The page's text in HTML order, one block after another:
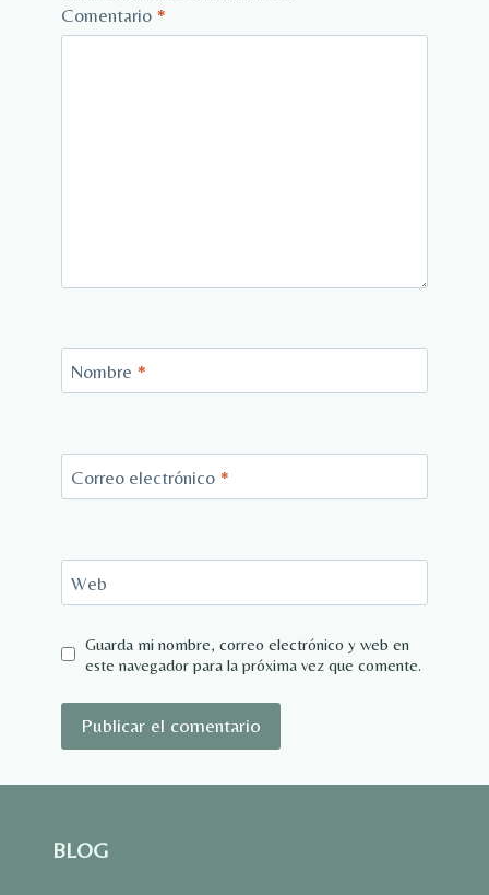
Comentario *
Nombre *
Correo electrónico *
Web
Guarda mi nombre, correo electrónico y web en
este navegador para la próxima vez que comente.
BLOG